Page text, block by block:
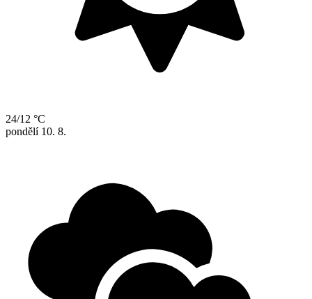
24/12 °C
pondělí 10. 8.